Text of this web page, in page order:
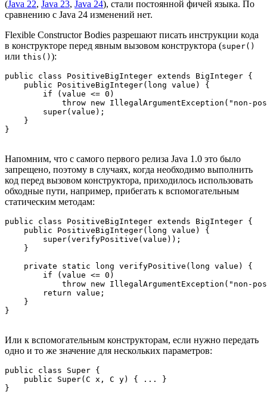
(Java 22, Java 23, Java 24), стали постоянной фичей языка. По
сравнению с Java 24 изменений нет.
Flexible Constructor Bodies разрешают писать инструкции кода
в конструкторе перед явным вызовом конструктора (super()
или this() ):
public class PositiveBigInteger extends BigInteger {
    public PositiveBigInteger(long value) {
        if (value <= 0)
throw new IllegalArgumentException("non-
        super(value);
    }
Напомним, что с самого первого релиза Java 1.0 это было
запрещено, поэтому в случаях, когда необходимо выполнить
код перед вызовом конструктора, приходилось использовать
обходные пути, например, прибегать к вспомогательным
статическим методам:
public class PositiveBigInteger extends BigInteger {
    public PositiveBigInteger(long value) {
        super(verifyPositive(value));
    }
    private static long verifyPositive(long value) {
        if (value <= 0)
throw new IllegalArgumentException("non-
        return value;
    }
Или к вспомогательным конструкторам, если нужно передать
одно и то же значение для нескольких параметров:
public class Super {
    public Super(C x, C y) { ... }
}